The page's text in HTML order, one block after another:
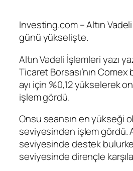
Investing.com –Altın
günü yükselişte.
Altın Vadeli İşlemleriyazı
Ticaret Borsası’nın
ayı için %0,12 yükselerek
işlem gördü.
Onsu seansın en yükseği
seviyesinden işlem gördü.
seviyesinde destek
seviyesinde dirençle